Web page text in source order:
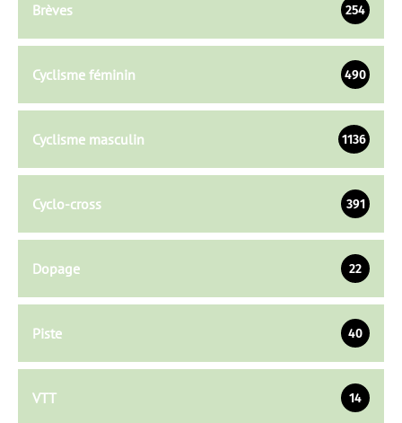
Brèves 254
Cyclisme féminin 490
Cyclisme masculin 1136
Cyclo-cross 391
Dopage 22
Piste 40
VTT 14